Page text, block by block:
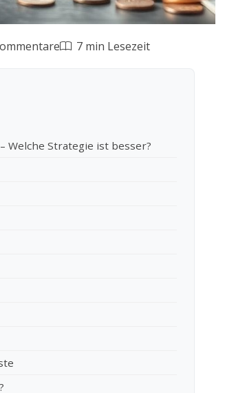
7 min Lesezeit
Welche Strategie ist besser?